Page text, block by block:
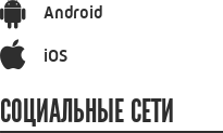
Android
iOS
СОЦИАЛЬНЫЕ СЕТИ